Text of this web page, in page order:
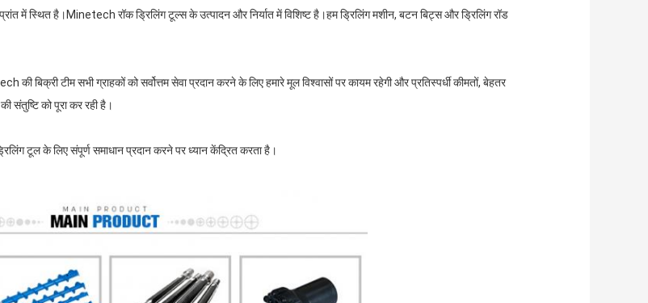
में स्थित है।Minetech रॉक ड्रिलिंग टूल्स के उत्पादन और निर्यात में विशिष्ट है।हम ड्रिलिंग मशीन, बटन बिट्स और ड्रिलिंग रॉड
टीम सभी ग्राहकों को सर्वोत्तम सेवा प्रदान करने के लिए हमारे मूल विश्वासों पर कायम रहेगी और प्रतिस्पर्धी कीमतों, बेहतर
संतुष्टि को पूरा कर रही है।
टूल के लिए संपूर्ण समाधान प्रदान करने पर ध्यान केंद्रित करता है।